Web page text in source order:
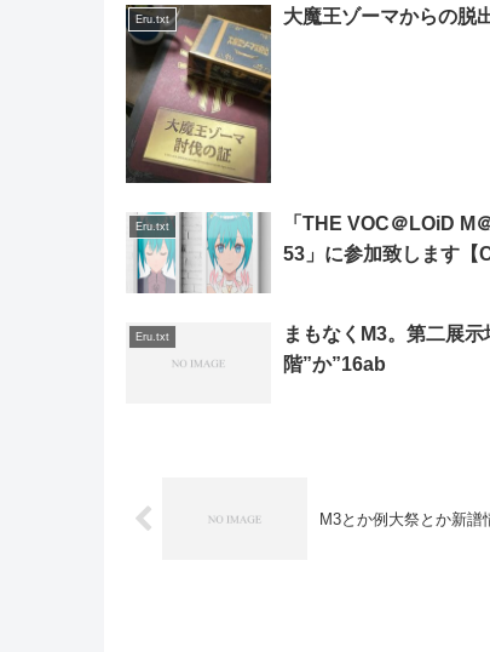
Eru.txt 大魔王ゾーマからの脱
Eru.txt
「THE VOC＠LOiD M
53」に参加致します【
Eru.txt
まもなくM3。第二展示
階”か”16ab
M3とか例大祭とか新譜